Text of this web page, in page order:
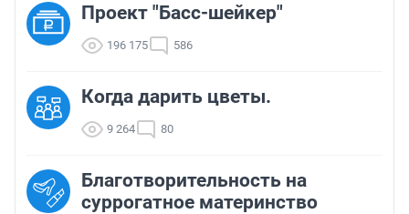
Проект "Басс-шейкер"
196 175 586
Когда дарить цветы.
9 264 80
Благотворительность на
суррогатное материнство